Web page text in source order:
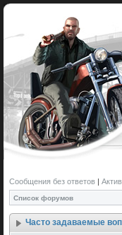
Сообщения без ответов |
Список форумов
Часто задаваемые